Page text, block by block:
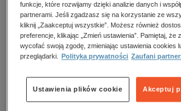
Numery archiwalne
Spis treści
Kupując otrzymujesz format: PDF
Dostęp online EPUB Dostęp online
funkcje, które rozwijamy dzięki analizie danych i
partnerami. Jeśli zgadzasz się na korzystanie ze
kliknij „Zaakceptuj wszystkie”. Możesz również
preferencje, klikając „Zmień ustawienia”. Pamiętaj, że
wycofać swoją zgodę, zmieniając ustawienia cookies
przeglądarki.
Polityka prywatności Zaufani
Akceptuj
Ustawienia plików cookie